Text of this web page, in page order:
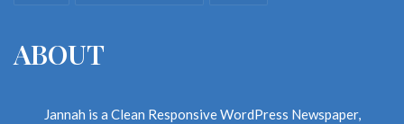
ABOUT
Jannah is a Clean Responsive WordPress Newspaper,